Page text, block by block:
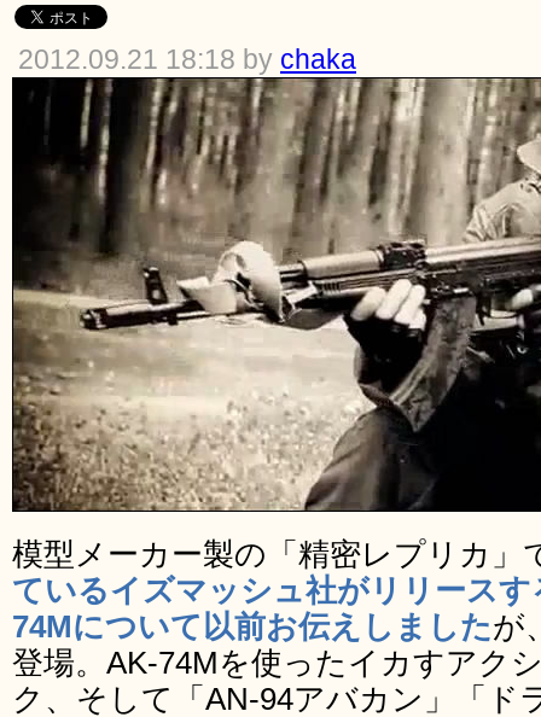
2012.09.21 18:18 by chaka
模型メーカー製の「精密レプリカ」
ているイズマッシュ社がリリース
74Mについて以前お伝えしましたが
登場。AK-74Mを使ったイカすアク
ク、そして「AN-94アバカン」「ド